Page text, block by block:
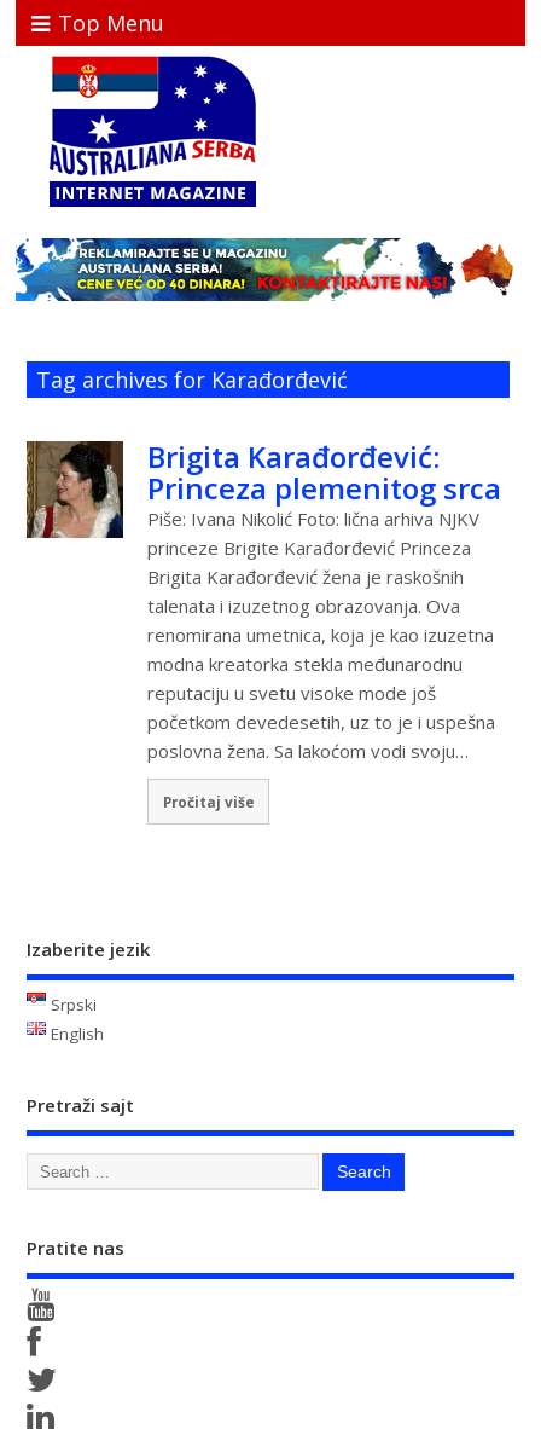
Top Menu
Tag archives for Karađorđević
Brigita Karađorđević:
Princeza plemenitog srca
Piše: Ivana Nikolić Foto: lična arhiva NJKV
princeze Brigite Karađorđević Princeza
Brigita Karađorđević žena je raskošnih
talenata i izuzetnog obrazovanja. Ova
renomirana umetnica, koja je kao izuzetna
modna kreatorka stekla međunarodnu
reputaciju u svetu visoke mode još
početkom devedesetih, uz to je i uspešna
poslovna žena. Sa lakoćom vodi svoju…
Pročitaj više
Izaberite jezik
Srpski
English
Pretraži sajt
Pratite nas